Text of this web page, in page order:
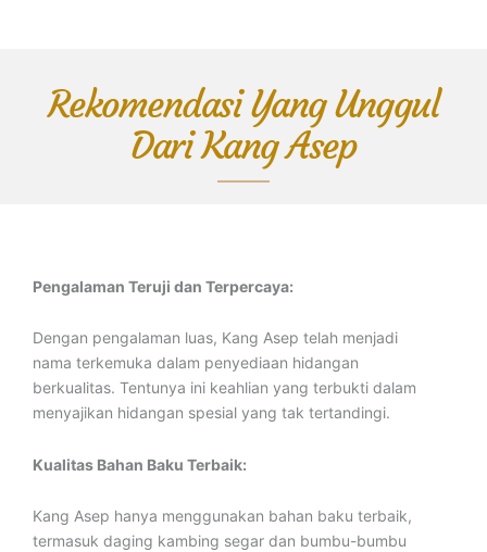
Rekomendasi Yang Unggul
Dari Kang Asep
Pengalaman Teruji dan Terpercaya:
Dengan pengalaman luas, Kang Asep telah menjadi
nama terkemuka dalam penyediaan hidangan
berkualitas. Tentunya ini keahlian yang terbukti dalam
menyajikan hidangan spesial yang tak tertandingi.
Kualitas Bahan Baku Terbaik:
Kang Asep hanya menggunakan bahan baku terbaik,
termasuk daging kambing segar dan bumbu-bumbu